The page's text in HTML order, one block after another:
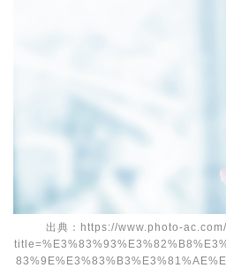
出典：https://www.photo-